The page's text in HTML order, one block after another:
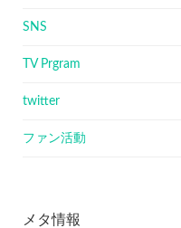
SNS
TV Prgram
twitter
ファン活動
メタ情報